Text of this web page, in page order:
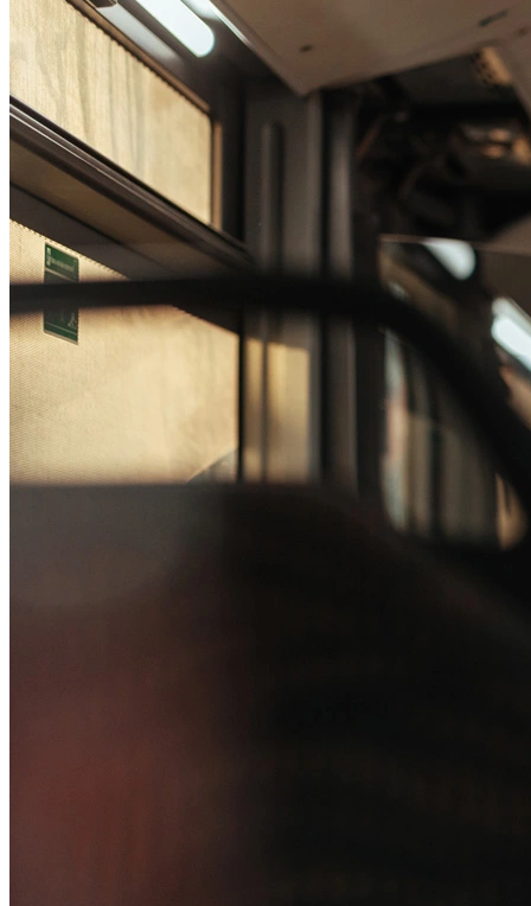
Passo 1/2
Institucional
Compromisso com o Meio Ambiente
Governança Corporativa
Ouvidoria
Política de Privacidade